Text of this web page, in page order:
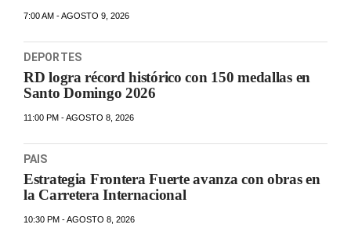
7:00 AM - AGOSTO 9, 2026
DEPORTES
RD logra récord histórico con 150 medallas en
Santo Domingo 2026
11:00 PM - AGOSTO 8, 2026
PAIS
Estrategia Frontera Fuerte avanza con obras en
la Carretera Internacional
10:30 PM - AGOSTO 8, 2026